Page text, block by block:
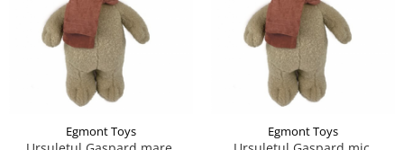
Egmont Toys Egmont Toys